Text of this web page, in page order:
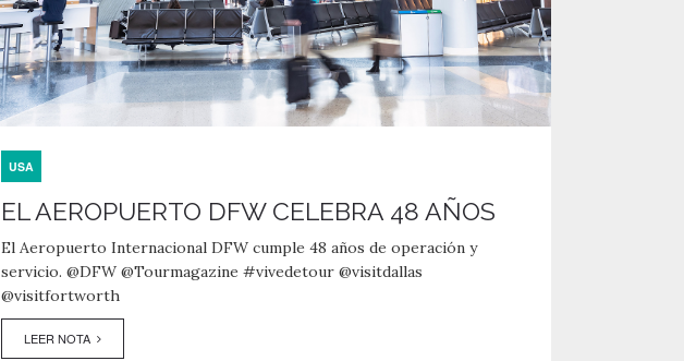
USA
EL AEROPUERTO DFW CELEBRA 48 AÑOS
El Aeropuerto Internacional DFW cumple 48 años de operación y
servicio. @DFW @Tourmagazine #vivedetour @visitdallas
@visitfortworth
LEER NOTA